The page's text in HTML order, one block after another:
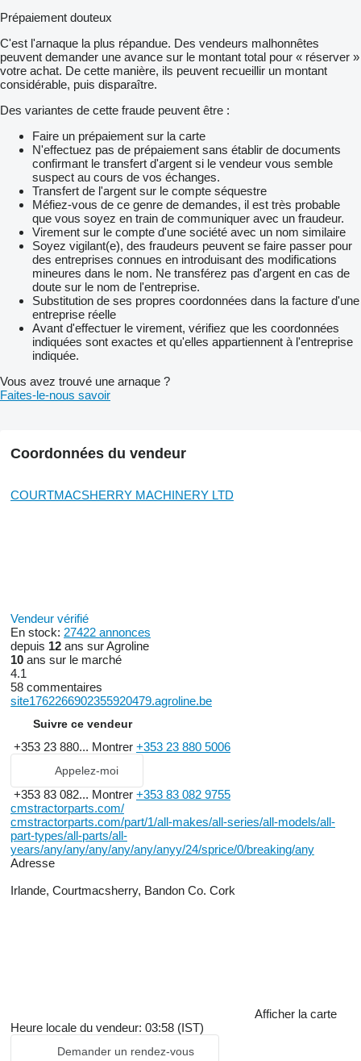
Prépaiement douteux
C'est l'arnaque la plus répandue. Des vendeurs malhonnêtes
peuvent demander une avance sur le montant total pour « réserver »
votre achat. De cette manière, ils peuvent recueillir un montant
considérable, puis disparaître.
Des variantes de cette fraude peuvent être :
Faire un prépaiement sur la carte
N'effectuez pas de prépaiement sans établir de documents
confirmant le transfert d'argent si le vendeur vous semble
suspect au cours de vos échanges.
Transfert de l'argent sur le compte séquestre
Méfiez-vous de ce genre de demandes, il est très probable
que vous soyez en train de communiquer avec un fraudeur.
Virement sur le compte d'une société avec un nom similaire
Soyez vigilant(e), des fraudeurs peuvent se faire passer pour
des entreprises connues en introduisant des modifications
mineures dans le nom. Ne transférez pas d'argent en cas de
doute sur le nom de l'entreprise.
Substitution de ses propres coordonnées dans la facture d'une
entreprise réelle
Avant d'effectuer le virement, vérifiez que les coordonnées
indiquées sont exactes et qu'elles appartiennent à l'entreprise
indiquée.
Vous avez trouvé une arnaque ?
Faites-le-nous savoir
Coordonnées du vendeur
COURTMACSHERRY MACHINERY LTD
Vendeur vérifié
En stock: 27422 annonces
depuis 12 ans sur Agroline
10 ans sur le marché
4.1
58 commentaires
site1762266902355920479.agroline.be
Suivre ce vendeur
+353 23 880... Montrer +353 23 880 5006
Appelez-moi
+353 83 082... Montrer +353 83 082 9755
cmstractorparts.com/
cmstractorparts.com/part/1/all-makes/all-series/all-models/all-
part-types/all-parts/all-
years/any/any/any/any/any/anyy/24/sprice/0/breaking/any
Adresse
Irlande, Courtmacsherry, Bandon Co. Cork
Afficher la carte
Heure locale du vendeur: 03:58 (IST)
Demander un rendez-vous